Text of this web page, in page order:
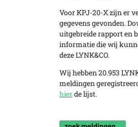
Voor KPJ-20-X zijn er
gegevens gevonden.
uitgebreide rapport en
informatie die wij
deze LYNK&CO.
Wij hebben 20.953
meldingen
hierde lijst.